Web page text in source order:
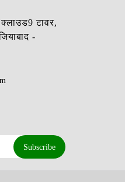
टावर,
-
Subscribe